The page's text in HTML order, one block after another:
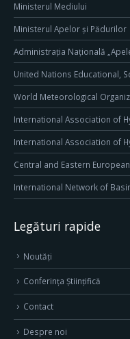
Ministerul Mediului
Ministerul Apelor și Pădurilor
Administrația Națională
United Nations Educational,
World Meteorological
International Association of
International Association of
Central and Eastern
International Network of
Legături rapide
Noutăți
Conferința Științifică
Contact
Despre noi